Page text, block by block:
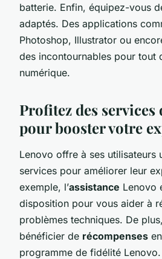
batterie. Enfin, équipez-vous
adaptés. Des applications
Photoshop, Illustrator ou
des incontournables pour tout
numérique.
Profitez des services
pour booster votre
Lenovo offre à ses utilisateurs
services pour améliorer leur
exemple, l’assistance Lenovo
disposition pour vous aider à
problèmes techniques. De
bénéficier de récompenses
programme de fidélité